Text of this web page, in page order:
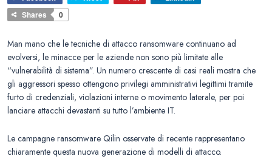
Shares
0
Man mano che le tecniche di attacco ransomware continuano ad
evolversi, le minacce per le aziende non sono più limitate alle
“vulnerabilità di sistema”. Un numero crescente di casi reali mostra che
gli aggressori spesso ottengono privilegi amministrativi legittimi tramite
furto di credenziali, violazioni interne o movimento laterale, per poi
lanciare attacchi devastanti su tutto l’ambiente IT.
Le campagne ransomware Qilin osservate di recente rappresentano
chiaramente questa nuova generazione di modelli di attacco.